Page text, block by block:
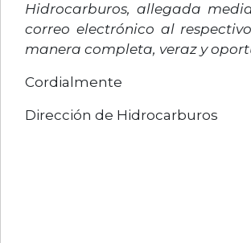
Hidrocarburos, allegada
correo electrónico al
manera completa, veraz y
Cordialmente
Dirección de Hidrocarburos